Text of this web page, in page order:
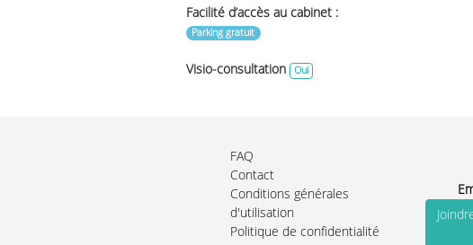
Facilité d’accès au cabinet :
Parking gratuit
Visio-consultation Oui
FAQ
Contact
Conditions générales
d'utilisation
Politique de confidentialité